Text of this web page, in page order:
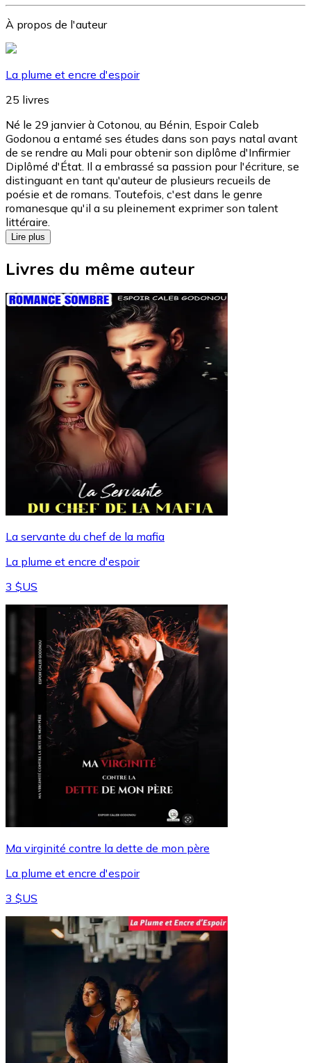
À propos de l'auteur
La plume et encre d'espoir
25 livres
Né le 29 janvier à Cotonou, au Bénin, Espoir Caleb
Godonou a entamé ses études dans son pays natal avant
de se rendre au Mali pour obtenir son diplôme d'Infirmier
Diplômé d'État. Il a embrassé sa passion pour l'écriture, se
distinguant en tant qu'auteur de plusieurs recueils de
poésie et de romans. Toutefois, c'est dans le genre
romanesque qu'il a su pleinement exprimer son talent
littéraire.
Lire plus
Livres du même auteur
La servante du chef de la mafia
La plume et encre d'espoir
3 $US
Ma virginité contre la dette de mon père
La plume et encre d'espoir
3 $US